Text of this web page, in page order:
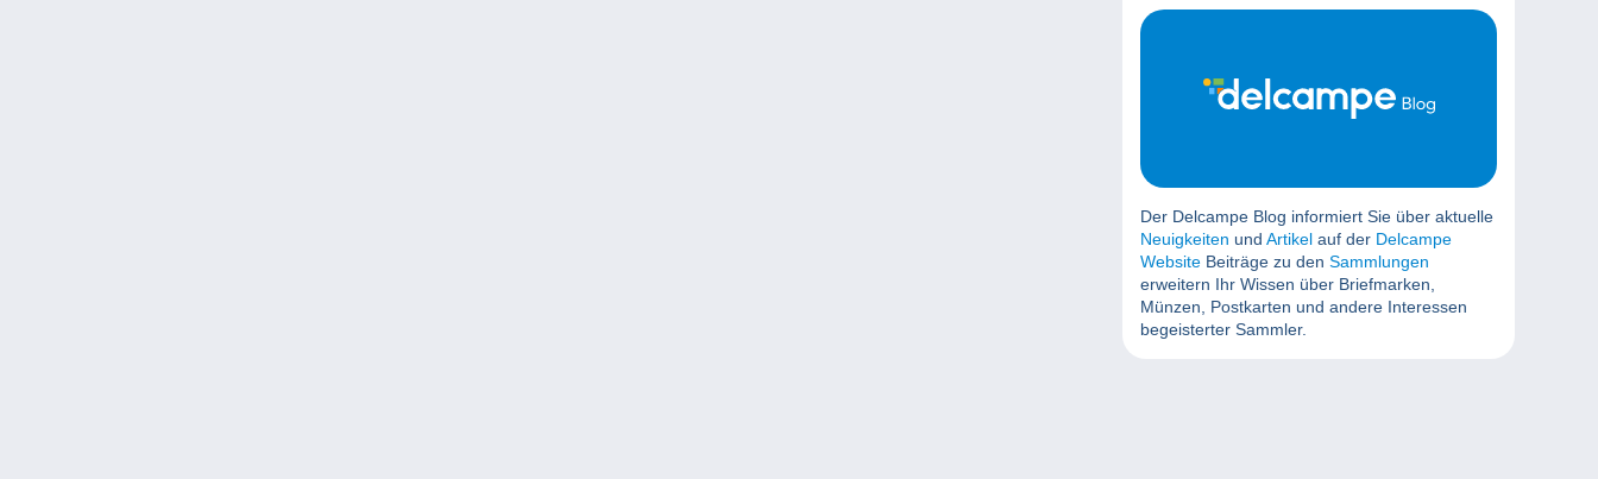
Der Delcampe Blog informiert Sie über aktuelle
Neuigkeiten und Artikel auf der Delcampe
Website Beiträge zu den Sammlungen
erweitern Ihr Wissen über Briefmarken,
Münzen, Postkarten und andere Interessen
begeisterter Sammler.